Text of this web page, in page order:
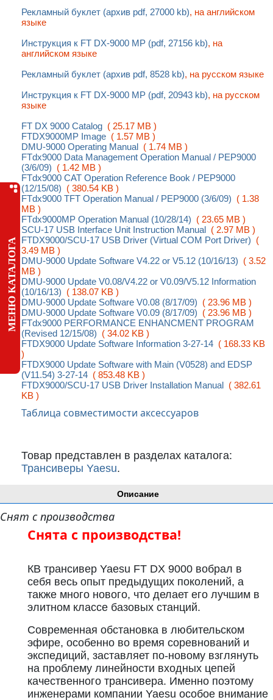
МЕНЮ КАТАЛОГА
Описание
Снят с производства
Снята с производства!
КВ трансивер Yaesu FT DX 9000 вобрал в
себя весь опыт предыдущих поколений, а
также много нового, что делает его лучшим в
элитном классе базовых станций.
Современная обстановка в любительском
эфире, особенно во время соревнований и
экспедиций, заставляет по-новому взглянуть
на проблему линейности входных цепей
качественного трансивера. Именно поэтому
инженерами компании Yaesu особое внимание
Рекламный буклет (архив pdf, 27000 kb), на английском
языке
Инструкция к FT DX-9000 MP (pdf, 27156 kb), на
английском языке
Рекламный буклет (архив pdf, 8528 kb), на русском языке
Инструкция к FT DX-9000 MP (pdf, 20943 kb), на русском
языке
FT DX 9000 Catalog ( 25.17 MB )
FTDX9000MP Image ( 1.57 MB )
DMU-9000 Operating Manual ( 1.74 MB )
FTdx9000 Data Management Operation Manual / PEP9000
(3/6/09) ( 1.42 MB )
FTdx9000 CAT Operation Reference Book / PEP9000
(12/15/08) ( 380.54 KB )
FTdx9000 TFT Operation Manual / PEP9000 (3/6/09) ( 1.38
MB )
FTdx9000MP Operation Manual (10/28/14) ( 23.65 MB )
SCU-17 USB Interface Unit Instruction Manual ( 2.97 MB )
FTDX9000/SCU-17 USB Driver (Virtual COM Port Driver) (
3.49 MB )
DMU-9000 Update Software V4.22 or V5.12 (10/16/13) ( 3.52
MB )
DMU-9000 Update V0.08/V4.22 or V0.09/V5.12 Information
(10/16/13) ( 138.07 KB )
DMU-9000 Update Software V0.08 (8/17/09) ( 23.96 MB )
DMU-9000 Update Software V0.09 (8/17/09) ( 23.96 MB )
FTdx9000 PERFORMANCE ENHANCMENT PROGRAM
(Revised 12/15/08) ( 34.02 KB )
FTDX9000 Update Software Information 3-27-14 ( 168.33 KB
)
FTDX9000 Update Software with Main (V0528) and EDSP
(V11.54) 3-27-14 ( 853.48 KB )
FTDX9000/SCU-17 USB Driver Installation Manual ( 382.61
KB )
Таблица совместимости аксессуаров
Товар представлен в разделах каталога:
Трансиверы Yaesu.